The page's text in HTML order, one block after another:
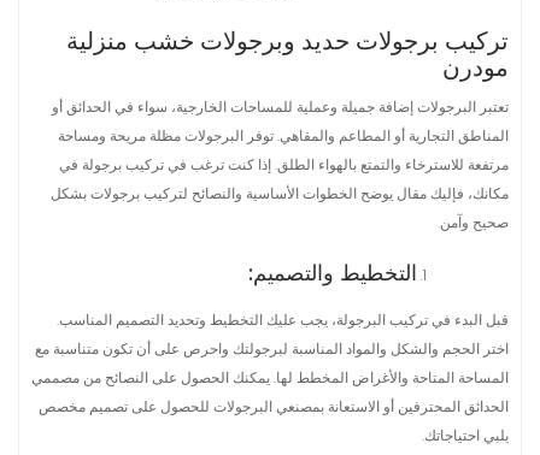
تركيب برجولات حديد وبرجولات خشب منزلية
مودرن
تعتبر البرجولات إضافة جميلة وعملية للمساحات الخارجية، سواء في الحدائق أو
المناطق التجارية أو المطاعم والمقاهي. توفر البرجولات مظلة مريحة ومساحة
مرتفعة للاسترخاء والتمتع بالهواء الطلق. إذا كنت ترغب في تركيب برجولة في
مكانك، فإليك مقال يوضح الخطوات الأساسية والنصائح لتركيب برجولات بشكل
صحيح وآمن.
التخطيط والتصميم:
قبل البدء في تركيب البرجولة، يجب عليك التخطيط وتحديد التصميم المناسب.
اختر الحجم والشكل والمواد المناسبة لبرجولتك واحرص على أن تكون متناسبة مع
المساحة المتاحة والأغراض المخطط لها. يمكنك الحصول على النصائح من مصممي
الحدائق المحترفين أو الاستعانة بمصنعي البرجولات للحصول على تصميم مخصص
يلبي احتياجاتك.